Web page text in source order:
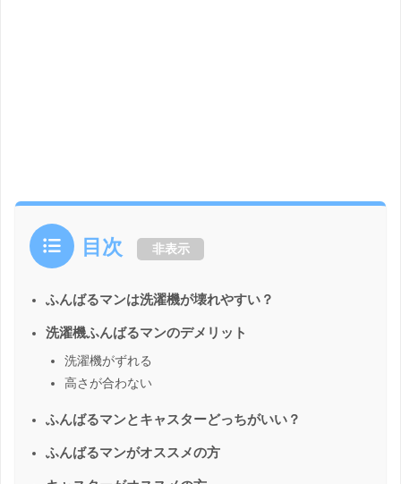
目次 非表示
ふんばるマンは洗濯機が壊れやすい？
洗濯機ふんばるマンのデメリット
洗濯機がずれる
高さが合わない
ふんばるマンとキャスターどっちがいい？
ふんばるマンがオススメの方